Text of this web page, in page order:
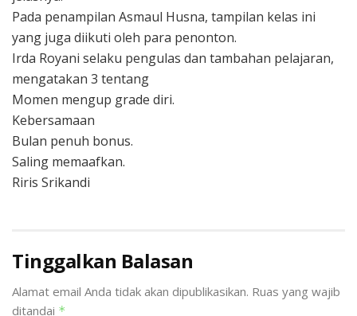
Pada penampilan Asmaul Husna, tampilan kelas ini
yang juga diikuti oleh para penonton.
Irda Royani selaku pengulas dan tambahan pelajaran,
mengatakan 3 tentang
Momen mengup grade diri.
Kebersamaan
Bulan penuh bonus.
Saling memaafkan.
Riris Srikandi
Tinggalkan Balasan
Alamat email Anda tidak akan dipublikasikan. Ruas yang wajib
ditandai *